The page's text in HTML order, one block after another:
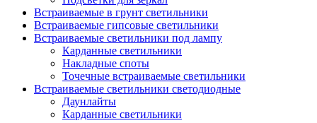
Встраиваемые в грунт светильники
Встраиваемые гипсовые светильники
Встраиваемые светильники под лампу
Карданные светильники
Накладные споты
Точечные встраиваемые светильники
Встраиваемые светильники светодиодные
Даунлайты
Карданные светильники